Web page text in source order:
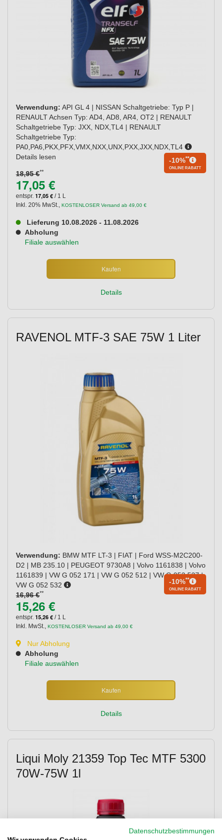
Verwendung: API GL 4 | NISSAN Schaltgetriebe: Typ P |
RENAULT Achsen Typ: AD4, AD8, AR4, OT2 | RENAULT
Schaltgetriebe Typ: JXX, NDX,TL4 | RENAULT
Schaltgetriebe Typ:
PA0,PA6,PKX,PFX,VMX,NXX,UNX,PXX,JXX,NDX,TL4
Details lesen
18,95 €**
-10%**
ONLINE RABATT
17,05 €
entspr. 17,05 € / 1 L
Inkl. 20% MwSt., KOSTENLOSER Versand ab 49,00 €
Lieferung 10.08.2026 - 11.08.2026
Abholung
Filiale auswählen
Kaufen
Details
RAVENOL MTF-3 SAE 75W 1 Liter
Verwendung: BMW MTF LT-3 | FIAT | Ford WSS-M2C200-
D2 | MB 235.10 | PEUGEOT 9730A8 | Volvo 1161838 | Volvo
1161839 | VW G 052 171 | VW G 052 512 | VW G 052 527 |
VW G 052 532
16,96 €**
-10%**
ONLINE RABATT
15,26 €
entspr. 15,26 € / 1 L
Inkl. MwSt., KOSTENLOSER Versand ab 49,00 €
Nur Abholung
Abholung
Filiale auswählen
Kaufen
Details
Liqui Moly 21359 Top Tec MTF 5300
70W-75W 1l
Datenschutzbestimmungen